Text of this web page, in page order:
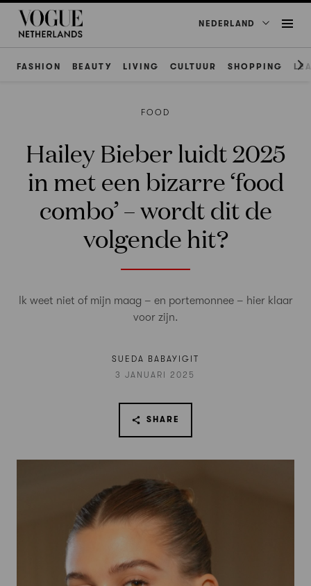
NEDERLAND
FASHION BEAUTY LIVING CULTUUR SHOPPING
FOOD
Hailey Bieber luidt 2025
in met een bizarre ‘food
combo’ – wordt dit de
volgende hit?
Ik weet niet of mijn maag – en portemonnee – hier klaar
voor zijn.
SUEDA BABAYIGIT
3 JANUARI 2025
SHARE